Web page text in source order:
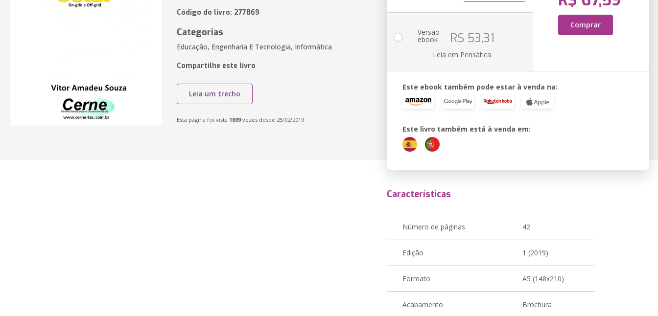
Código do livro: 277869
Categorias
Educação, Engenharia E Tecnologia, Informática
Compartilhe este livro
Leia um trecho
Esta página foi vista 1699vezes desde 25/02/2019
Comprar
Versão
ebook R$ 53,31
Leia em Pensática
Este ebook também pode estar à venda na:
Este livro também está à venda em:
Características
Número de páginas 42
Edição 1 (2019)
Formato A5 (148x210)
Acabamento Brochura